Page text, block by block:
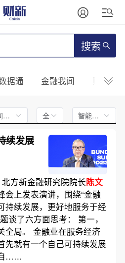
搜索
据通 金融我闻 财新
时间不限 全文 智能排序
续发展
北方新金融研究院院长陈文
会上发表演讲，围绕“金融
持续发展，更好地服务于经
谈了六方面思考： 第一，
全局。 金融业在服务经济
先就有一个自己可持续发展
自……